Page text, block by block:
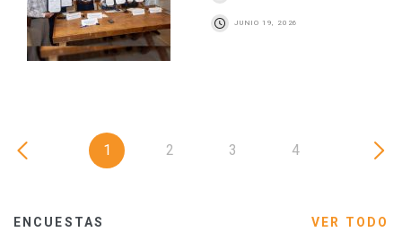
JUNIO 19, 2026
1 2 3 4
ENCUESTAS VER TODO